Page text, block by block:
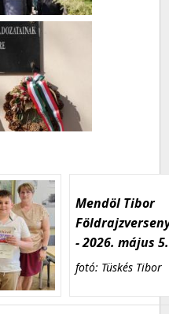
Mendöl Tibor
- 2026. május 5.
fotó: Tüskés Tibor